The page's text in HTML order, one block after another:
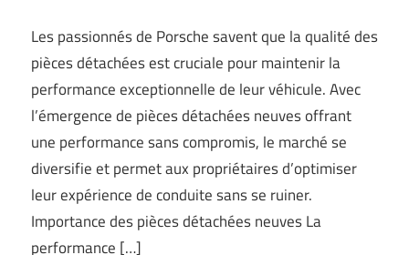
Les passionnés de Porsche savent que la qualité des
pièces détachées est cruciale pour maintenir la
performance exceptionnelle de leur véhicule. Avec
l’émergence de pièces détachées neuves offrant
une performance sans compromis, le marché se
diversifie et permet aux propriétaires d’optimiser
leur expérience de conduite sans se ruiner.
Importance des pièces détachées neuves La
performance […]